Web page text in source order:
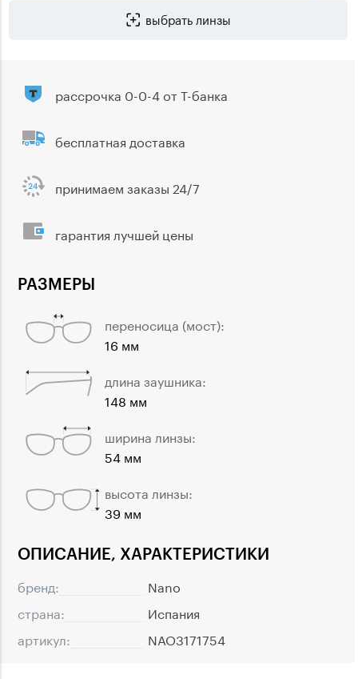
выбрать линзы
ОПИСАНИЕ, ХАРАКТЕРИСТИКИ
бренд:
Nano
страна:
Испания
артикул:
NAO3171754
РАЗМЕРЫ
переносица (мост):
16 мм
длина заушника:
148 мм
ширина линзы:
54 мм
высота линзы:
39 мм
рассрочка 0-0-4 от Т-банка
бесплатная доставка
принимаем заказы 24/7
гарантия лучшей цены